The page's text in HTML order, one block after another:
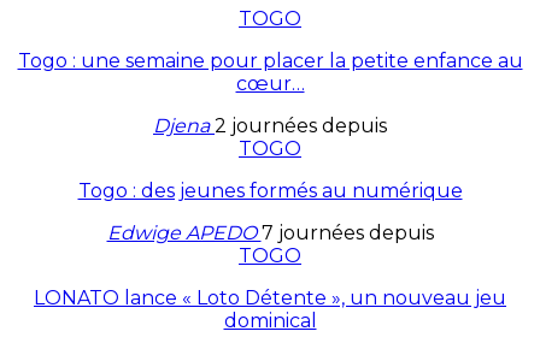
TOGO
Togo : une semaine pour placer la petite enfance au
cœur…
Djena2 journées depuis
TOGO
Togo : des jeunes formés au numérique
Edwige APEDO7 journées depuis
TOGO
LONATO lance « Loto Détente », un nouveau jeu
dominical